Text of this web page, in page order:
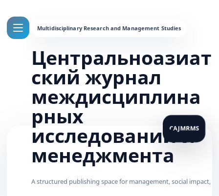
Центральноазиат
ский журнал
междисциплина
рных
исследований и
менеджмента